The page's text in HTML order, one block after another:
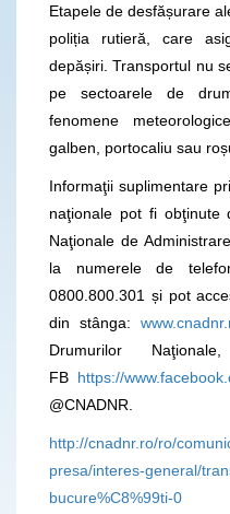
Etapele de desfășurare
poliția rutieră, care
depășiri. Transportul nu
pe sectoarele de
fenomene
galben, portocaliu sau
Informaţii suplimentare
naţionale pot fi obţinute
Naţionale de
la numerele de
0800.800.301 și pot
din stânga:
Drumurilor
FB https://
@CNADNR.
http://cnadnr.ro/ro/
presa/interes-general/
bucure%C8%99ti-0